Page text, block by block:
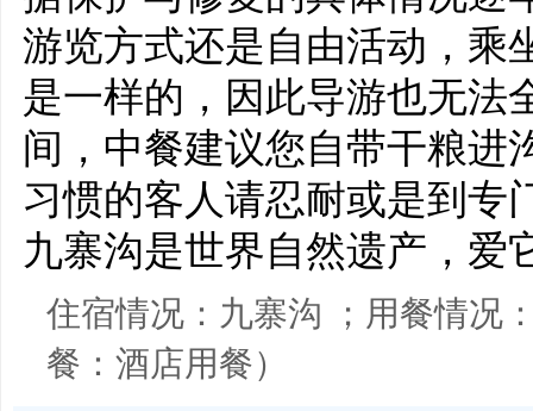
游览方式还是自由活动，乘
是一样的，因此导游也无法
间，中餐建议您自带干粮进
习惯的客人请忍耐或是到专
九寨沟是世界自然遗产，爱
住宿情况：九寨沟 ；用餐情况
餐：酒店用餐）